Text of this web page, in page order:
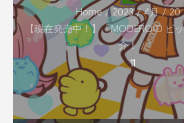
Home 2023 4月
20
【現在発売中！】「MODEROID ビ
介！
11